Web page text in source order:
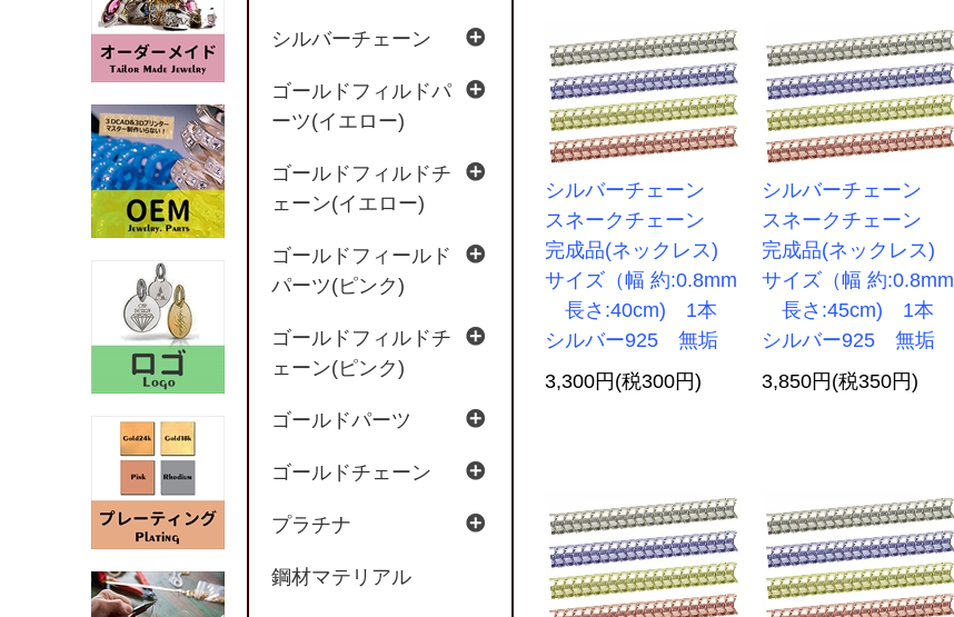
シルバーチェーン
スネークチェーン
完成品(ネックレス)
サイズ（幅 約:0.8mm
長さ:40cm) 1本
シルバー925 無垢
3,300円(税300円)
シルバーチェーン
スネークチェーン
完成品(ネックレス)
サイズ（幅 約:0.8mm
長さ:45cm) 1本
シルバー925 無垢
3,850円(税350円)
シルバーチェーン
ゴールドフィルドパ
ーツ(イエロー)
ゴールドフィルドチ
ェーン(イエロー)
ゴールドフィールド
パーツ(ピンク)
ゴールドフィルドチ
ェーン(ピンク)
ゴールドパーツ
ゴールドチェーン
プラチナ
鋼材マテリアル